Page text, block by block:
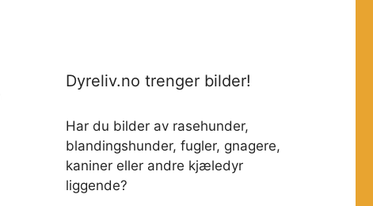
Dyreliv.no trenger bilder!
Har du bilder av rasehunder,
blandingshunder, fugler, gnagere,
kaniner eller andre kjæledyr
liggende?